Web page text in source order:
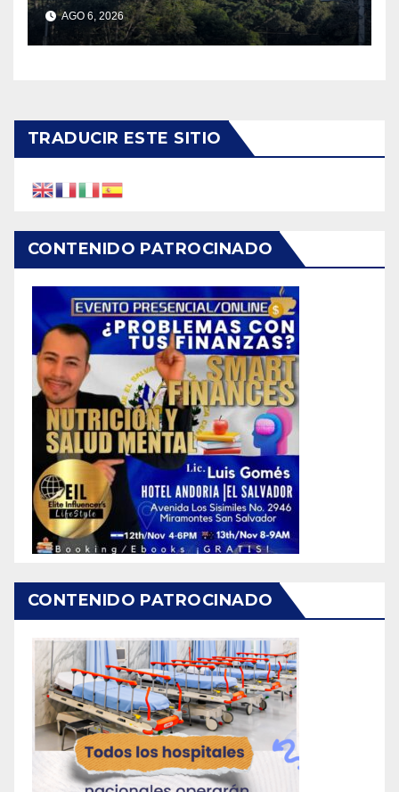
alertas
AGO 6, 2026
TRADUCIR ESTE SITIO
CONTENIDO PATROCINADO
CONTENIDO PATROCINADO